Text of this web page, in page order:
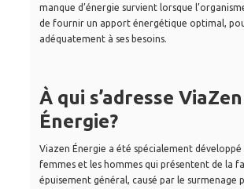
manque d’énergie survient lorsque
de fournir un apport énergétique optimal,
adéquatement à ses besoins.
À qui s’adresse ViaZen
Énergie?
Viazen Énergie a été spécialement développé
femmes et les hommes qui présentent de la
épuisement général, causé par le surmenage